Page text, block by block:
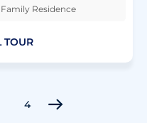
Family Residence
TOUR
4